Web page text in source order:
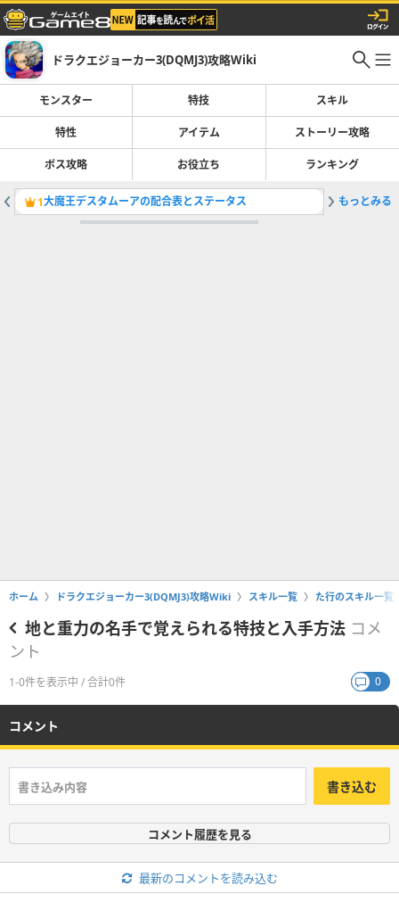
ドラクエジョーカー3(DQMJ3)攻略Wiki
モンスター 特技 スキル
特性 アイテム ストーリー攻略
ボス攻略 お役立ち ランキング
1大魔王デスタムーアの配合表とステータス 2モンス
もっとみる
ホーム ドラクエジョーカー3(DQMJ3)攻略Wiki スキル一覧 た行のスキル一覧
地と重力の名手で覚えられる特技と入手方法 コメ
ント
1-0件を表示中 / 合計0件 0
コメント
書き込む
コメント履歴を見る
最新のコメントを読み込む